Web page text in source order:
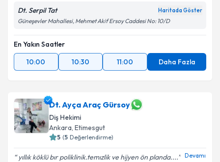
Dt. Serpil Tat Haritada Göster
Güneşevler Mahallesi, Mehmet Akif Ersoy Caddesi No: 10/D
En Yakın Saatler
10:00
10:30 11:00 Daha Fazla
Dt. Ayça Araç Gürsoy
Diş Hekimi
Ankara, Etimesgut
5 (5 Değerlendirme)
yıllık köklü bır poliklinik.temızlik ve hijyen ön planda.... Devamı